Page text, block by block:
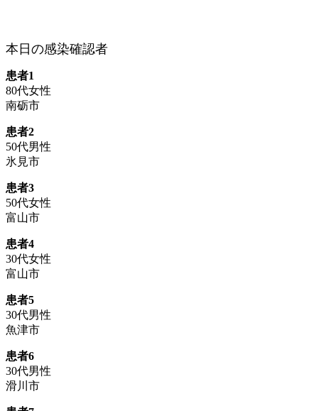
本日の感染確認者
患者1
80代女性
南砺市
患者2
50代男性
氷見市
患者3
50代女性
富山市
患者4
30代女性
富山市
患者5
30代男性
魚津市
患者6
30代男性
滑川市